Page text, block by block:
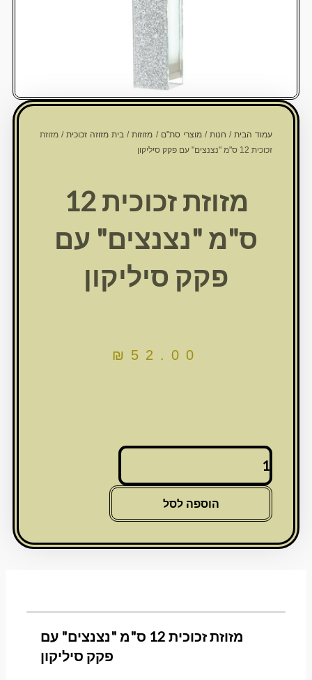
עמוד הבית/חנות/מוצרי סת"ם/מזוזות/בית מזוזה זכוכית/ מזוזת
זכוכית 12 ס"מ "נצנצים" עם פקק סיליקון
מזוזת זכוכית 12
ס"מ "נצנצים" עם
פקק סיליקון
₪ 52.00
כמות
מזוזת
12
"נצנצים"
הוספה לסל
מזוזת זכוכית 12 ס"מ "נצנצים" עם
פקק סיליקון